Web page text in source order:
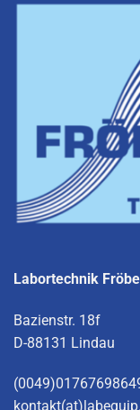
Labortechnik
Bazienstr. 18f
D-88131 Lindau